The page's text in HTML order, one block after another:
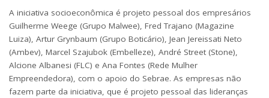
A iniciativa socioeconômica é projeto pessoal dos empresários
Guilherme Weege (Grupo Malwee), Fred Trajano (Magazine
Luiza), Artur Grynbaum (Grupo Boticário), Jean Jereissati Neto
(Ambev), Marcel Szajubok (Embelleze), André Street (Stone),
Alcione Albanesi (FLC) e Ana Fontes (Rede Mulher
Empreendedora), com o apoio do Sebrae. As empresas não
fazem parte da iniciativa, que é projeto pessoal das lideranças